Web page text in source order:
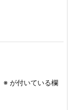
※ が付いている欄